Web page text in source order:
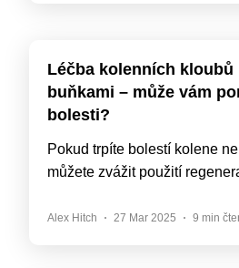
Léčba kolenních kloubů
buňkami – může vám
bolesti?
Pokud trpíte bolestí kolene
můžete zvážit použití
Alex Hitch 27 Mar 2025 9 min